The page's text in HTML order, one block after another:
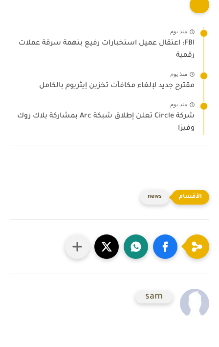
منذ يوم
FBI: اعتقال عميل استخبارات رفيع بتهمة سرقة عملات
رقمية
منذ يوم
مقترح جديد لإلغاء مكافآت تخزين إيثريوم بالكامل
منذ يوم
شركة Circle تعلن إطلاق شبكة Arc بمشاركة بلاك روك
وفيزا
news
sam